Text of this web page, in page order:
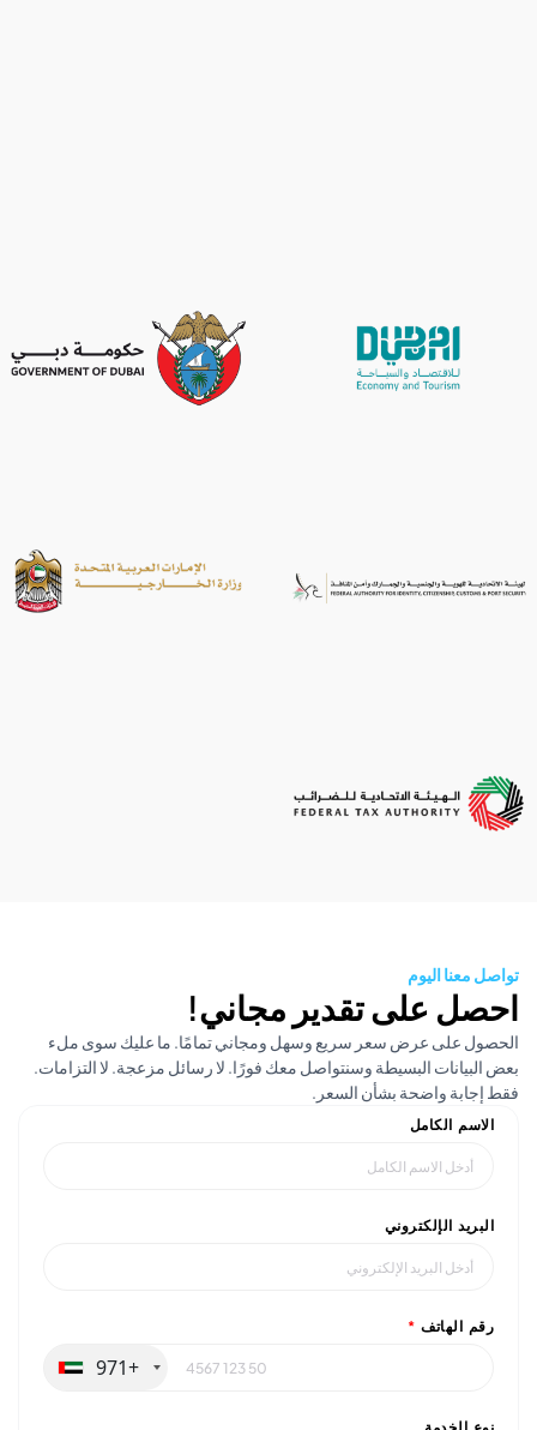
اليوم
على تقدير مجاني!
على عرض سعر سريع وسهل ومجاني تمامًا. ما عليك سوى ملء
البسيطة وسنتواصل معك فورًا. لا رسائل مزعجة. لا التزامات.
واضحة بشأن السعر.
الكامل
الإلكتروني
الهاتف*
+971